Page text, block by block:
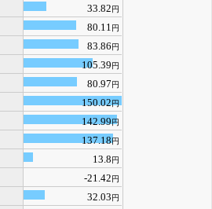
33.82円
80.11 円
83.86円
105.39円
80.97円
150.02円
142.99円
137.18円
13.8円
-21.42円
32.03円